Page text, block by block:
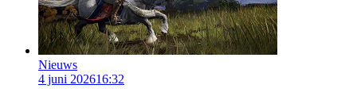
Nieuws
4 juni 202616:32